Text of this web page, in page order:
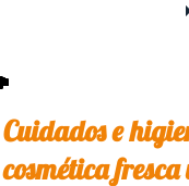
Cuidados e
cosmética